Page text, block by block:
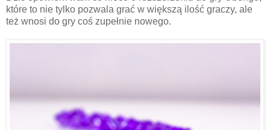
które to nie tylko pozwala grać w większą ilość graczy, ale
też wnosi do gry coś zupełnie nowego.